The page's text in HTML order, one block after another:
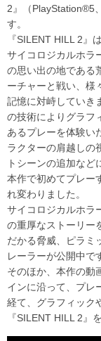
2』（PlayStation®5
す。
『SILENT HILL 2』
サイコロジカルホラ
の思い出の地である
ーチャーと戦い、様
記憶に対峙していき
の技術によりグラフ
あるプレーを体験い
ラクターの肩越しの
トシーンの追加など
本作で初めてプレー
れ変わりました。
サイコロジカルホラ
の重厚なストーリー
だかる脅威、ピラミ
レーラーが公開中で
そのほか、本作の動
インに沿って、プレ
経て、グラフィック
『SILENT HILL 2』